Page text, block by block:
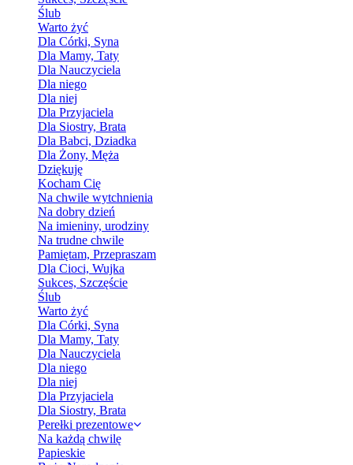
Ślub
Warto żyć
Dla Córki, Syna
Dla Mamy, Taty
Dla Nauczyciela
Dla niego
Dla niej
Dla Przyjaciela
Dla Siostry, Brata
Dla Babci, Dziadka
Dla Żony, Męża
Dziękuję
Kocham Cię
Na chwile wytchnienia
Na dobry dzień
Na imieniny, urodziny
Na trudne chwile
Pamiętam, Przepraszam
Dla Cioci, Wujka
Sukces, Szczęście
Ślub
Warto żyć
Dla Córki, Syna
Dla Mamy, Taty
Dla Nauczyciela
Dla niego
Dla niej
Dla Przyjaciela
Dla Siostry, Brata
Perełki prezentowe
Na każdą chwilę
Papieskie